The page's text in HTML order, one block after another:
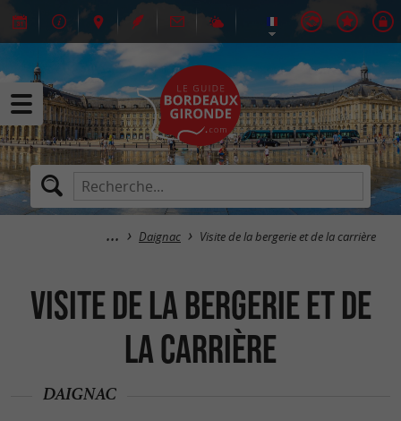
Daignac Visite de la bergerie et de la carrière
Visite de la bergerie et de
la carrière
DAIGNAC